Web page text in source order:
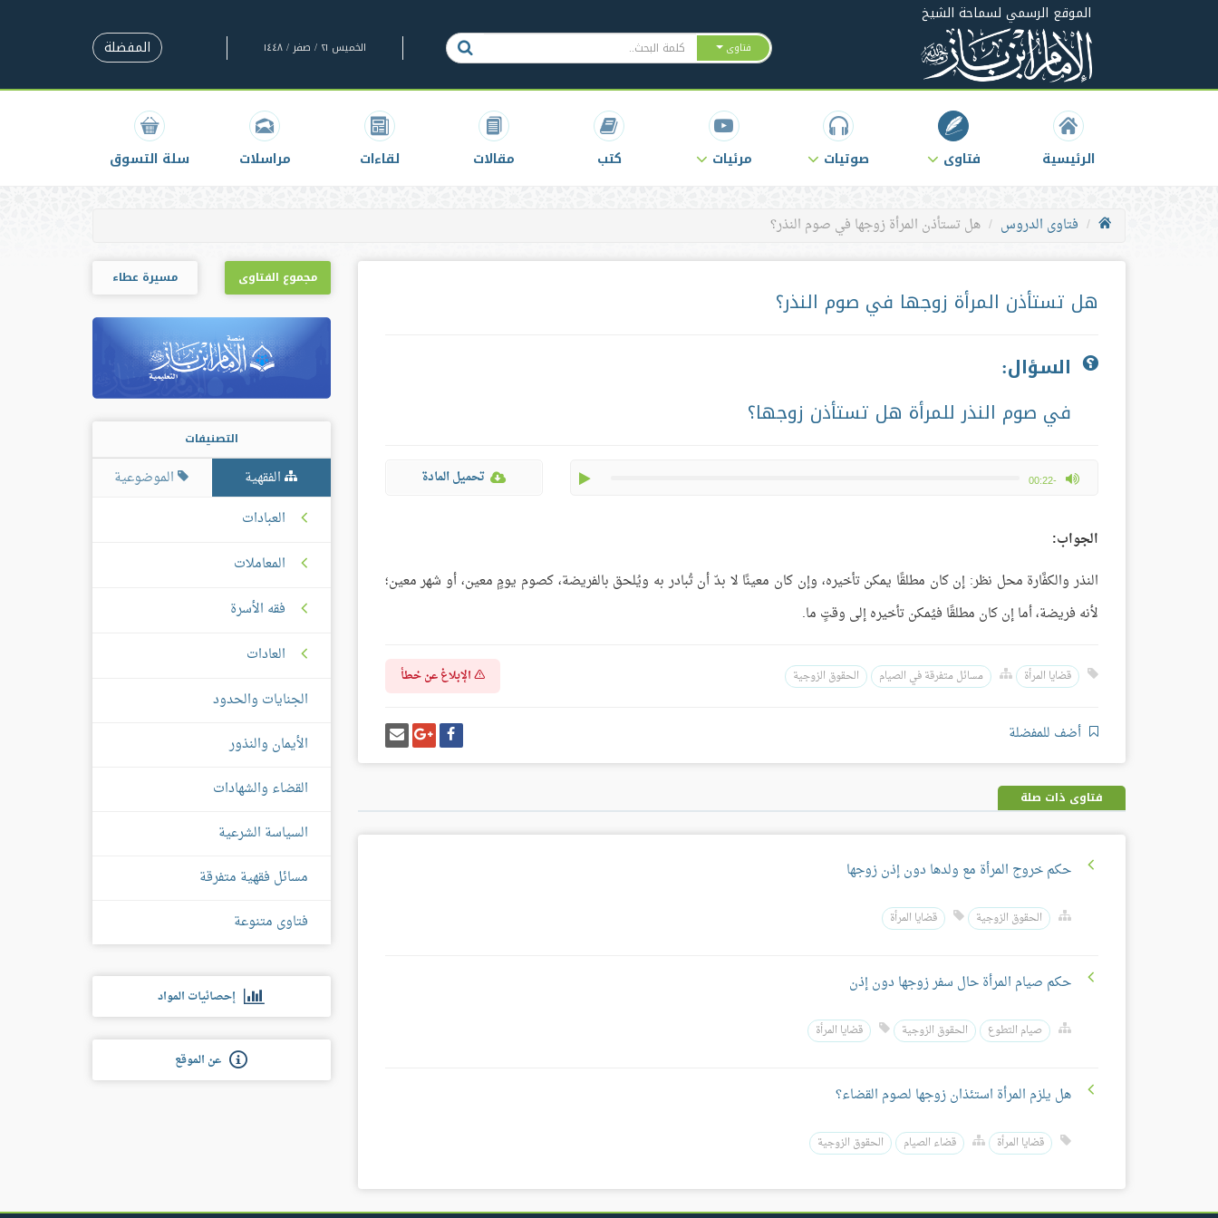
الموقع الرسمي لسماحة الشيخ
فتاوى الخميس ٢١ / صفر / ١٤٤٨ المفضلة
الرئيسية فتاوى صوتيات مرئيات كتب مقالات لقاءات مراسلات سلة التسوق
فتاوى الدروس هل تستأذن المرأة زوجها في صوم النذر؟
هل تستأذن المرأة زوجها في صوم النذر؟
السؤال:
في صوم النذر للمرأة هل تستأذن زوجها؟
-00:22
max volume تحميل المادة
الجواب:
النذر والكفَّارة محل نظر: إن كان مطلقًا يمكن تأخيره، وإن كان معينًا لا بدّ أن تُبادر به ويُلحق بالفريضة، كصوم يومٍ معين، أو شهر معين؛
لأنه فريضة، أما إن كان مطلقًا فيُمكن تأخيره إلى وقتٍ ما.
قضايا المرأة مسائل متفرقة في الصيام الحقوق الزوجية الإبلاغ عن خطأ
أضف للمفضلة شارك
على
فيسبوك
شارك
على
غوغل
بلس
إرسل
إيميل
فتاوى ذات صلة
حكم خروج المرأة مع ولدها دون إذن زوجها
الحقوق الزوجية قضايا المرأة
حكم صيام المرأة حال سفر زوجها دون إذن
صيام التطوع الحقوق الزوجية قضايا المرأة
هل يلزم المرأة استئذان زوجها لصوم القضاء؟
قضايا المرأة قضاء الصيام الحقوق الزوجية
مجموع الفتاوى مسيرة عطاء
التصنيفات
الفقهية
الموضوعية
العبادات
المعاملات
فقه الأسرة
العادات
الجنايات والحدود
الأيمان والنذور
القضاء والشهادات
السياسة الشرعية
مسائل فقهية متفرقة
فتاوى متنوعة
إحصائيات المواد
عن الموقع